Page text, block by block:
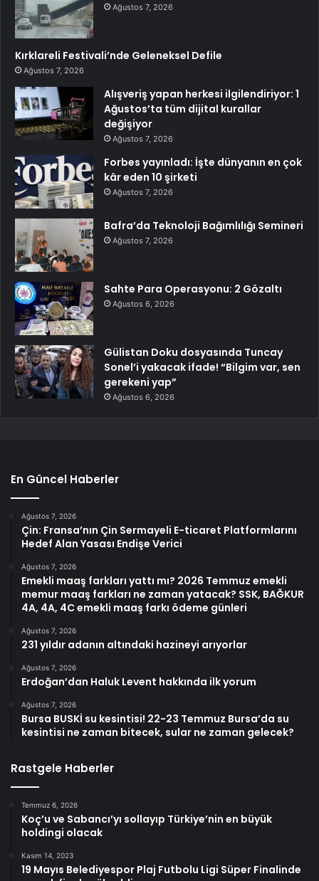
Ağustos 7, 2026
Kırklareli Festivali’nde Geleneksel Defile
Ağustos 7, 2026
Alışveriş yapan herkesi ilgilendiriyor: 1
Ağustos’ta tüm dijital kurallar
değişiyor
Ağustos 7, 2026
Forbes yayınladı: İşte dünyanın en çok
kâr eden 10 şirketi
Ağustos 7, 2026
Bafra’da Teknoloji Bağımlılığı Semineri
Ağustos 7, 2026
Sahte Para Operasyonu: 2 Gözaltı
Ağustos 6, 2026
Gülistan Doku dosyasında Tuncay
Sonel’i yakacak ifade! “Bilgim var, sen
gerekeni yap”
Ağustos 6, 2026
En Güncel Haberler
Ağustos 7, 2026
Çin: Fransa’nın Çin Sermayeli E-ticaret Platformlarını
Hedef Alan Yasası Endişe Verici
Ağustos 7, 2026
Emekli maaş farkları yattı mı? 2026 Temmuz emekli
memur maaş farkları ne zaman yatacak? SSK, BAĞKUR
4A, 4A, 4C emekli maaş farkı ödeme günleri
Ağustos 7, 2026
231 yıldır adanın altındaki hazineyi arıyorlar
Ağustos 7, 2026
Erdoğan’dan Haluk Levent hakkında ilk yorum
Ağustos 7, 2026
Bursa BUSKİ su kesintisi! 22-23 Temmuz Bursa’da su
kesintisi ne zaman bitecek, sular ne zaman gelecek?
Rastgele Haberler
Temmuz 6, 2026
Koç’u ve Sabancı’yı sollayıp Türkiye’nin en büyük
holdingi olacak
Kasım 14, 2023
19 Mayıs Belediyespor Plaj Futbolu Ligi Süper Finalinde